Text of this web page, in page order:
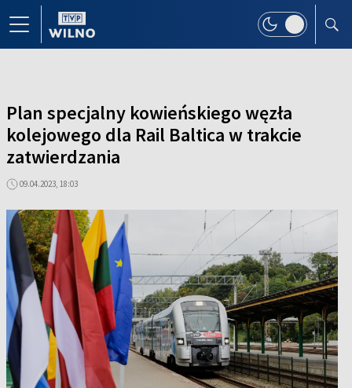
Plan specjalny kowieńskiego węzła
kolejowego dla Rail Baltica w trakcie
zatwierdzania
09.04.2023, 18:03